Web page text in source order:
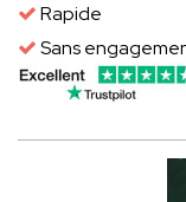
Rapide
Sans